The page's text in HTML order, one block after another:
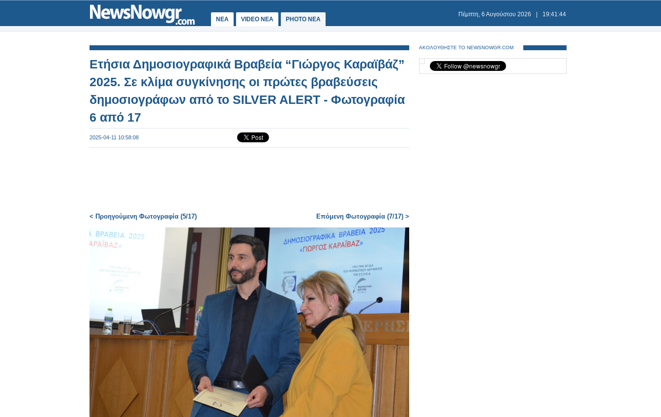
ΝΕΑ VIDEO NEA PHOTO NEA
Πέμπτη, 6 Αυγούστου 2026 19:41:45
Ετήσια Δημοσιογραφικά Βραβεία “Γιώργος Καραϊβάζ”
2025. Σε κλίμα συγκίνησης οι πρώτες βραβεύσεις
δημοσιογράφων από το SILVER ALERT - Φωτογραφία
6 από 17
2025-04-11 10:58:08
< Προηγούμενη Φωτογραφία (5/17) Επόμενη Φωτογραφία (7/17) >
ΑΚΟΛΟΥΘΗΣΤΕ ΤΟ NEWSNOWGR.COM